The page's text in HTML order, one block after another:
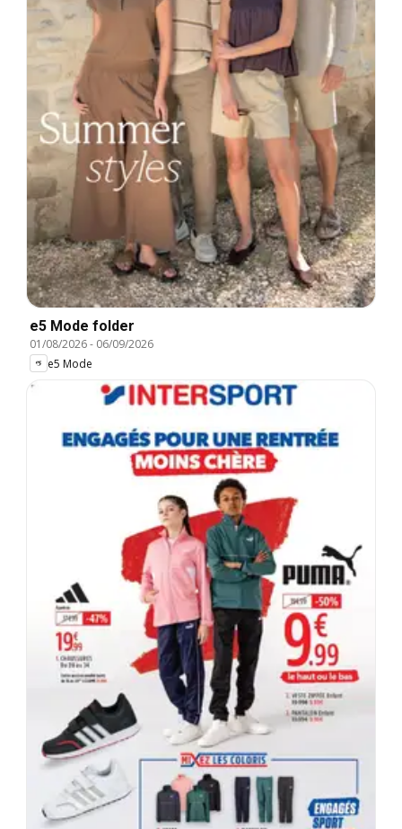
e5 Mode folder
01/08/2026- 06/09/2026
e5 Mode